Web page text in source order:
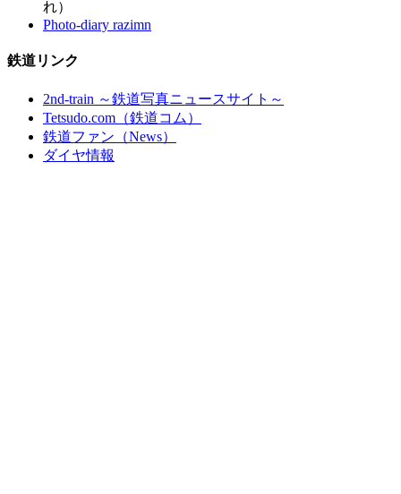
れ）
Photo-diary razimn
鉄道リンク
2nd-train ～鉄道写真ニュースサイト～
Tetsudo.com（鉄道コム）
鉄道ファン（News）
ダイヤ情報